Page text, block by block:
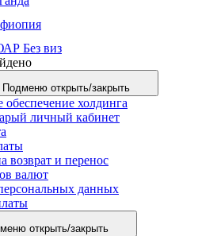
Без виз
Подменю открыть/закрыть
холдинга
личный кабинет
возврат и перенос
валют
данных
открыть/закрыть